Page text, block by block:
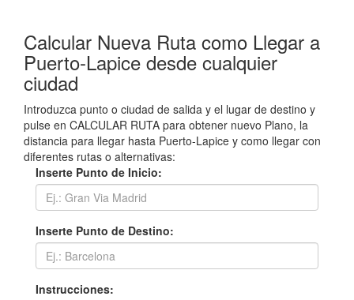
Calcular Nueva Ruta como Llegar a
Puerto-Lapice desde cualquier
ciudad
Introduzca punto o ciudad de salida y el lugar de destino y
pulse en CALCULAR RUTA para obtener nuevo Plano, la
distancia para llegar hasta Puerto-Lapice y como llegar con
diferentes rutas o alternativas:
Inserte Punto de Inicio:
Inserte Punto de Destino:
Instrucciones: